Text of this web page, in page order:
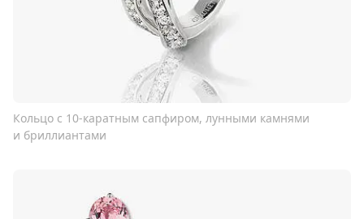
Кольцо с 10-каратным сапфиром, лунными камнями
и бриллиантами